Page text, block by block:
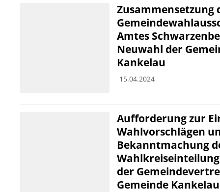
Zusammensetzung
Amtes
Neuwahl der
Kankelau
15.04.2024
Aufforderung zur
Wahlvorschlägen
Bekanntmachung
der
Gemeinde